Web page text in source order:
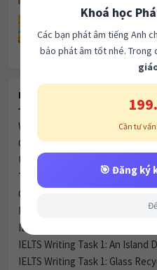
NHỮNG VIẾT
NGÀY
RECENT POSTS
Women & Marriage
Green Spaces vs. Housing
Urbanization & City Life (Đô thị
Transport & Infrastructure
Child Development & Parenting
IELTS Writing Task 1:
IELTS Writing Task 1:
IELTS Writing Task 1: An Island
IELTS Writing Task 1: Glass
Cần tư
🎯 Đăng ký